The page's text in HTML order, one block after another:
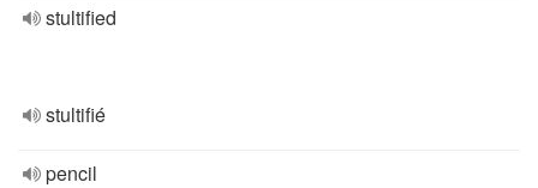
stultified
stultifié
pencil